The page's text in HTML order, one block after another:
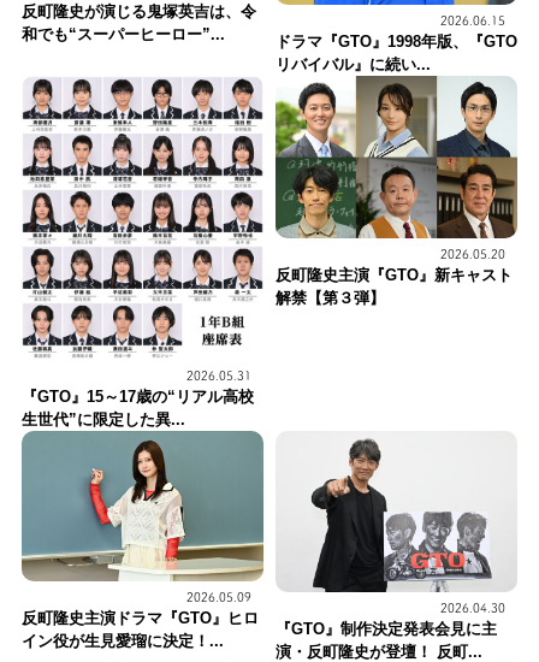
反町隆史が演じる鬼塚英吉は、令
和でも“スーパーヒーロー”...
2026.06.15
ドラマ『GTO』1998年版、『GTO
リバイバル』に続い...
2026.05.31
『GTO』15～17歳の“リアル高校
生世代”に限定した異...
2026.05.20
反町隆史主演『GTO』新キャスト
解禁【第３弾】
2026.05.09
反町隆史主演ドラマ『GTO』ヒロ
イン役が生見愛瑠に決定！...
2026.04.30
『GTO』制作決定発表会見に主
演・反町隆史が登壇！ 反町...